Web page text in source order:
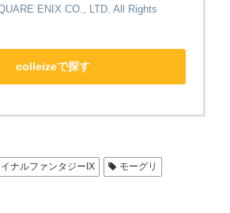
ENIX CO., LTD. All Rights
colleizeで探す
ナルファンタジーIX モーグリ